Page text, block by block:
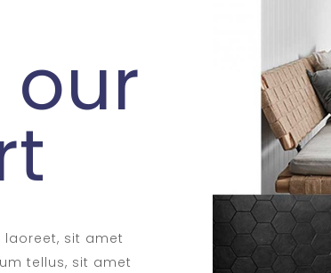
our
sit amet
tellus, sit amet